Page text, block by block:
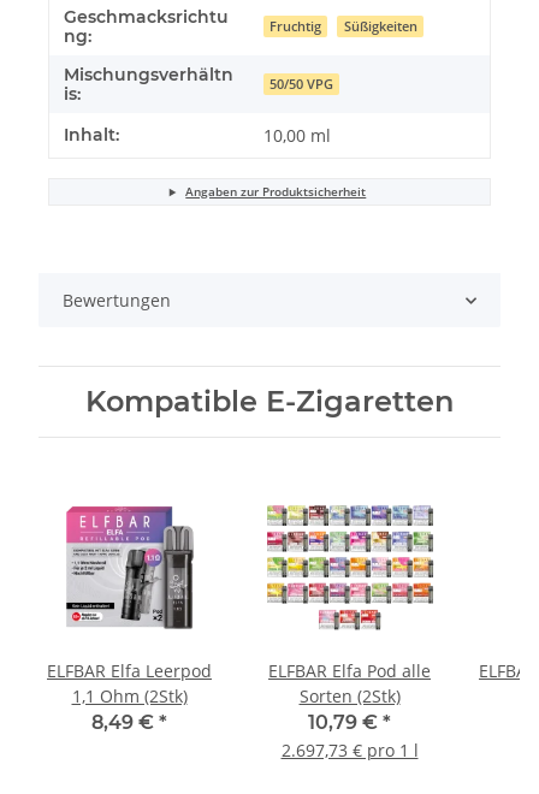
Geschmacksrichtu
ng:
Fruchtig Süßigkeiten
Mischungsverhältn
is:
50/50 VPG
Inhalt: 10,00 ml
Angaben zur Produktsicherheit
Bewertungen
Kompatible E-Zigaretten
ELFBAR Elfa Leerpod
1,1 Ohm (2Stk)
8,49 € *
ELFBAR Elfa Pod alle
Sorten (2Stk)
10,79 € *
2.697,73 € pro 1 l